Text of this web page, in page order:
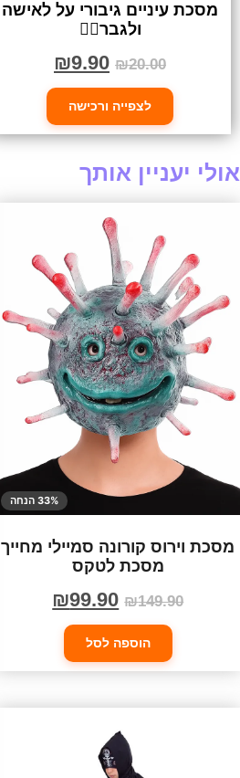
מסכת עיניים גיבורי על לאישה
ולגבר🦸‍♀️
₪20.00
₪9.90
לצפייה ורכישה
אולי יעניין אותך
33% הנחה
מסכת וירוס קורונה סמיילי מחייך
מסכת לטקס
₪149.90
₪99.90
הוספה לסל